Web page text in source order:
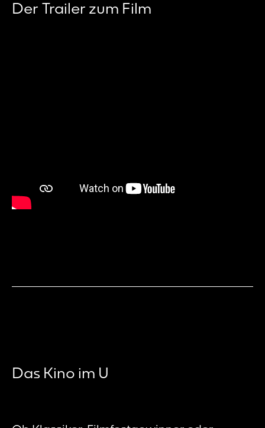
Der Trailer zum Film
Das Kino im U